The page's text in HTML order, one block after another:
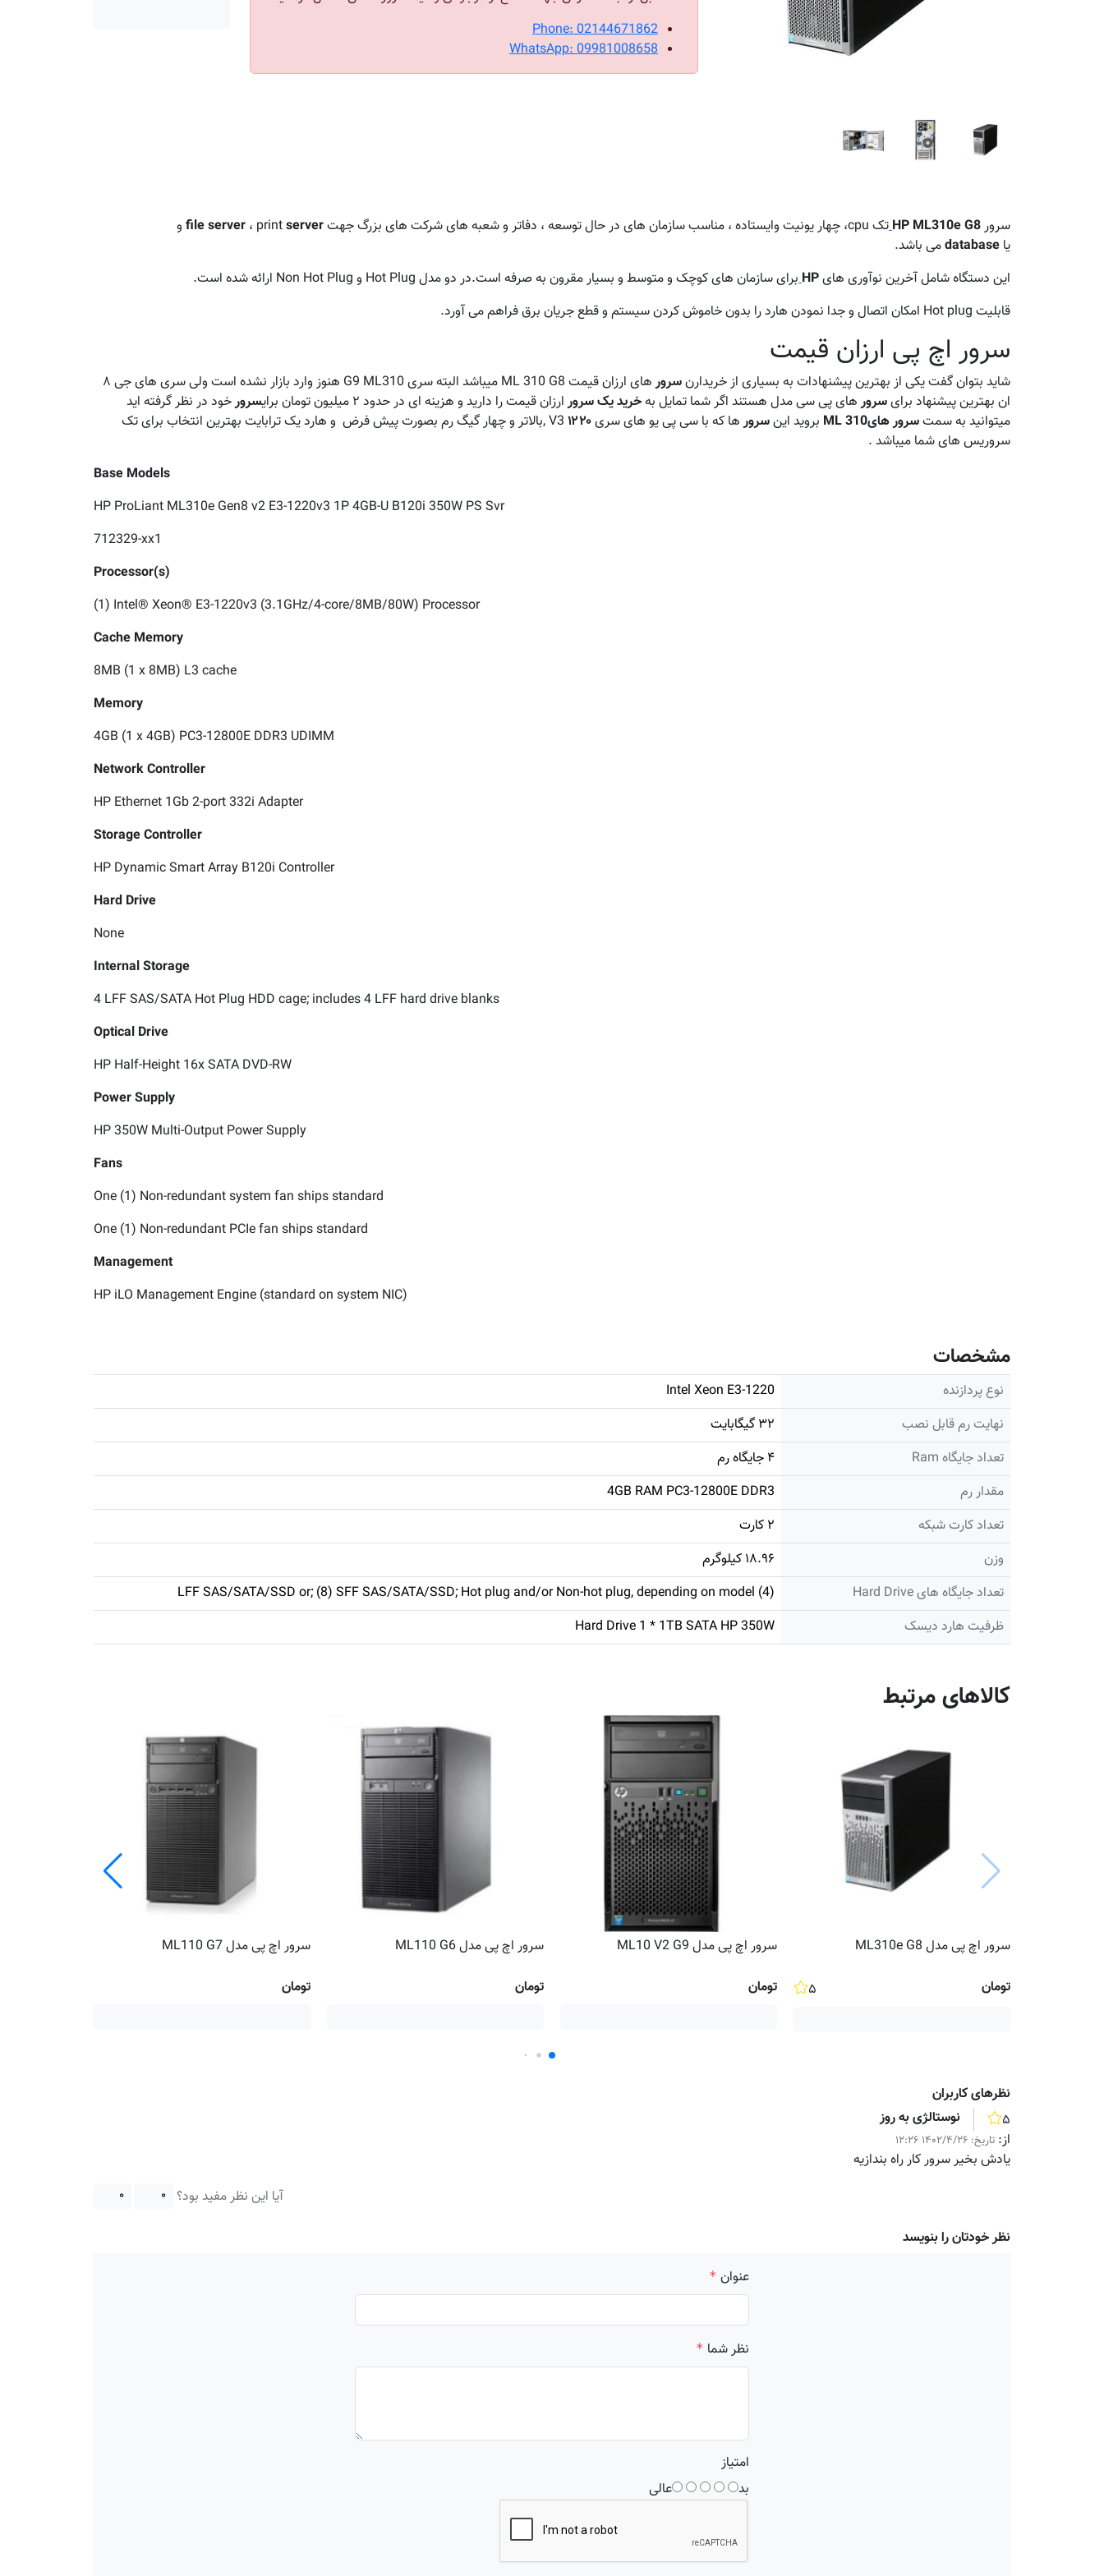
Phone: 02144671862
WhatsApp: 09981008658
سرورHP ML310e G8 تک cpu، چهار یونیت وایستاده ، مناسب سازمان های در حال توسعه ، دفاتر و شعبه های شرکت های بزرگ جهت file server ، printserver
و
یا databaseمی باشد.
این دستگاه شامل آخرین نوآوری هایHP برای سازمان های کوچک و متوسط و بسیار مقرون به صرفه است.در دو مدل Hot Plug و Non Hot Plug ارائه شده است.
قابلیت Hot plug امكان اتصال و جدا نمودن هارد را بدون خاموش كردن سیستم و قطع جریان برق فراهم می آورد.
سرور اچ پی ارزان قیمت
شاید بتوان گفت یکی از بهترین پیشنهادات به بسیاری از خریدارنسرور
های ارزان قیمت ML 310 G8 میباشد البته سری G9 ML310 هنوز وارد بازار نشده است ولی سری های جی ۸
ان بهترین پیشنهاد برایسرورهای پی سی مدل هستند اگر شما تمایل بهخرید یک سرورارزان قیمت را دارید و هزینه ای در حدود ۲ میلیون تومان برای سرورخود در نظر گرفته اید
میتوانید به سمتسرور هایML 310 بروید اینسرورها که با سی پی یو های سری۱۲۲۰
V3 ,بالاتر و چهار گیگ رم بصورت پیش فرض و هارد یک ترابایت بهترین انتخاب برای تک
سروریس های شما میباشد .
Base Models
HP ProLiant ML310e Gen8 v2 E3-1220v3 1P 4GB-U B120i 350W PS Svr
712329-xx1
Processor(s)
(1) Intel® Xeon® E3-1220v3 (3.1GHz/4-core/8MB/80W) Processor
Cache Memory
8MB (1 x 8MB) L3 cache
Memory
4GB (1 x 4GB) PC3-12800E DDR3 UDIMM
Network Controller
HP Ethernet 1Gb 2-port 332i Adapter
Storage Controller
HP Dynamic Smart Array B120i Controller
Hard Drive
None
Internal Storage
4 LFF SAS/SATA Hot Plug HDD cage; includes 4 LFF hard drive blanks
Optical Drive
HP Half-Height 16x SATA DVD-RW
Power Supply
HP 350W Multi-Output Power Supply
Fans
One (1) Non-redundant system fan ships standard
One (1) Non-redundant PCIe fan ships standard
Management
HP iLO Management Engine (standard on system NIC)
مشخصات
نوع پردازنده
Intel Xeon E3-1220
نهایت رم قابل نصب
۳۲ گیگابایت
تعداد جایگاه Ram
۴ جایگاه رم
مقدار رم
4GB RAM PC3-12800E DDR3
تعداد کارت شبکه
۲ کارت
وزن
۱۸.۹۶ کیلوگرم
تعداد جایگاه های Hard Drive
(4) LFF SAS/SATA/SSD or; (8) SFF SAS/SATA/SSD; Hot plug and/or Non-hot plug, depending on model
ظرفیت هارد دیسک
Hard Drive 1 * 1TB SATA HP 350W
کالاهای مرتبط
سرور اچ پی مدل ML310e G8
۵ تومان
سرور اچ پی مدل ML10 V2 G9
تومان
سرور اچ پی مدل ML110 G6
تومان
سرور اچ پی مدل ML110 G7
تومان
نظر‌های کاربران
۵
نوستالژی به روز
از: تاریخ: ۱۴۰۲/۴/۲۶ ۱۲:۲۶
یادش بخیر سرور کار راه بندازیه
آیا این نظر مفید بود؟
۰ ۰
نظر خودتان را بنویسد
عنوان *
نظر شما *
امتیاز
بد
عالی